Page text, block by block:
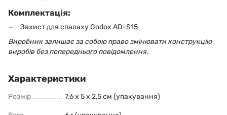
Комплектація:
Захист для спалаху Godox AD-S15
Виробник залишає за собою право змінювати конструкцію
виробів без попереднього повідомлення.
Характеристики
Розмір 7,6 х 5 х 2,5 см (упакування)